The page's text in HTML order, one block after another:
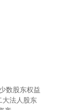
数股东权益
大法人股东